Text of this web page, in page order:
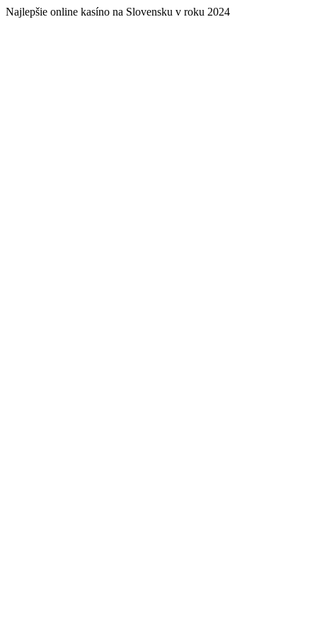
Najlepšie online kasíno na Slovensku v roku 2024